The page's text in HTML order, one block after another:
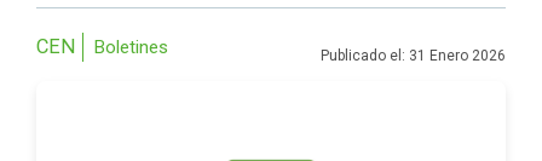
CEN Boletines Publicado el: 31 Enero 2026